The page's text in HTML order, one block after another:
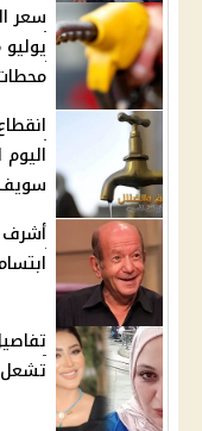
تشعل